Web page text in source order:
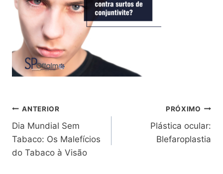
Navegação
de
Post
ANTERIOR
Dia Mundial Sem
Tabaco: Os Malefícios
do Tabaco à Visão
PRÓXIMO
Plástica ocular:
Blefaroplastia